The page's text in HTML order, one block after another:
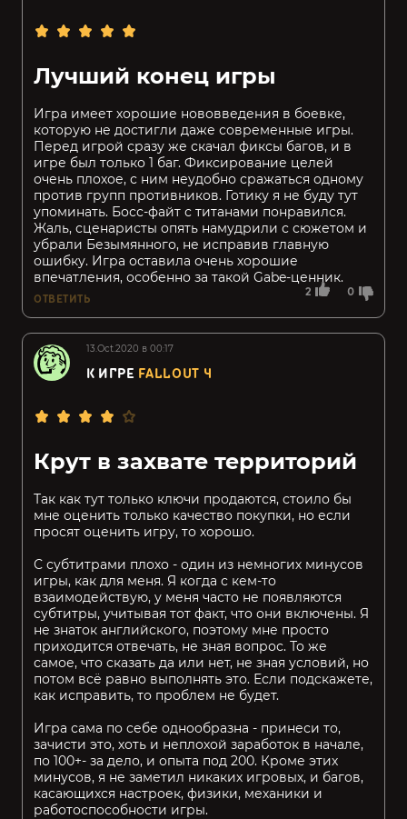
2 0
Лучший конец игры
Игра имеет хорошие нововведения в боевке,
которую не достигли даже современные игры.
Перед игрой сразу же скачал фиксы багов, и в
игре был только 1 баг. Фиксирование целей
очень плохое, с ним неудобно сражаться одному
против групп противников. Готику я не буду тут
упоминать. Босс-файт с титанами понравился.
Жаль, сценаристы опять намудрили с сюжетом и
убрали Безымянного, не исправив главную
ошибку. Игра оставила очень хорошие
впечатления, особенно за такой Gabe-ценник.
ОТВЕТИТЬ
13.Oct.2020 в 00:17
К ИГРЕ FALLOUT 4
Крут в захвате территорий
Так как тут только ключи продаются, стоило бы
мне оценить только качество покупки, но если
просят оценить игру, то хорошо.
С субтитрами плохо - один из немногих минусов
игры, как для меня. Я когда с кем-то
взаимодействую, у меня часто не появляются
субтитры, учитывая тот факт, что они включены. Я
не знаток английского, поэтому мне просто
приходится отвечать, не зная вопрос. То же
самое, что сказать да или нет, не зная условий, но
потом всё равно выполнять это. Если подскажете,
как исправить, то проблем не будет.
Игра сама по себе однообразна - принеси то,
зачисти это, хоть и неплохой заработок в начале,
по 100+- за дело, и опыта под 200. Кроме этих
минусов, я не заметил никаких игровых, и багов,
касающихся настроек, физики, механики и
работоспособности игры.